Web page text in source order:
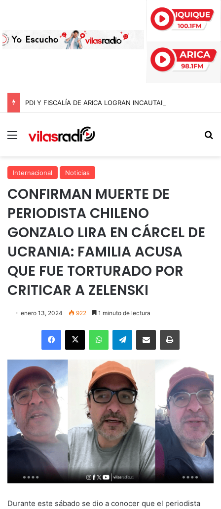
Menú
Internacional Noticias
CONFIRMAN MUERTE DE
PERIODISTA CHILENO
GONZALO LIRA EN CÁRCEL DE
UCRANIA: FAMILIA ACUSA
QUE FUE TORTURADO POR
CRITICAR A ZELENSKI
enero 13, 2024 922 1 minuto de lectura
Facebook
X WhatsAppTelegramEnviar vía email Imprimir
Durante este sábado se dio a conocer que el periodista